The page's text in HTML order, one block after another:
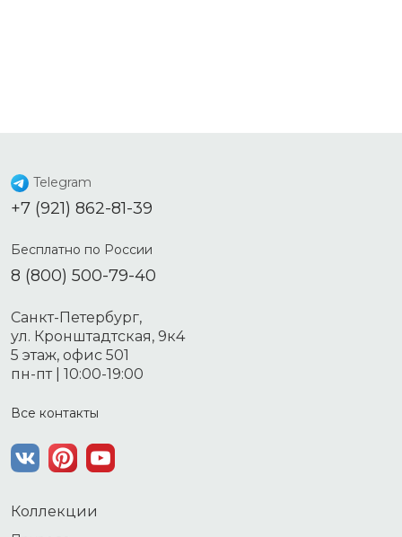
Telegram
+7 (921) 862-81-39
Бесплатно по России
8 (800) 500-79-40
Санкт-Петербург,
ул. Кронштадтская, 9к4
5 этаж, офис 501
пн-пт | 10:00-19:00
Все контакты
Коллекции